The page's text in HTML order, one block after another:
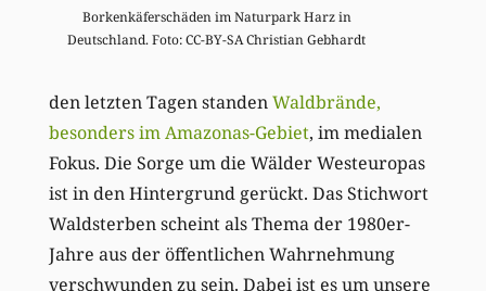
Borkenkäferschäden im Naturpark Harz in
Deutschland. Foto: CC-BY-SA Christian Gebhardt
den letzten Tagen standenWaldbrände,
besonders im Amazonas-Gebiet, im medialen
Fokus. Die Sorge um die Wälder Westeuropas
ist in den Hintergrund gerückt. Das Stichwort
Waldsterben scheint als Thema der 1980er-
Jahre aus der öffentlichen Wahrnehmung
verschwunden zu sein. Dabei ist es um unsere